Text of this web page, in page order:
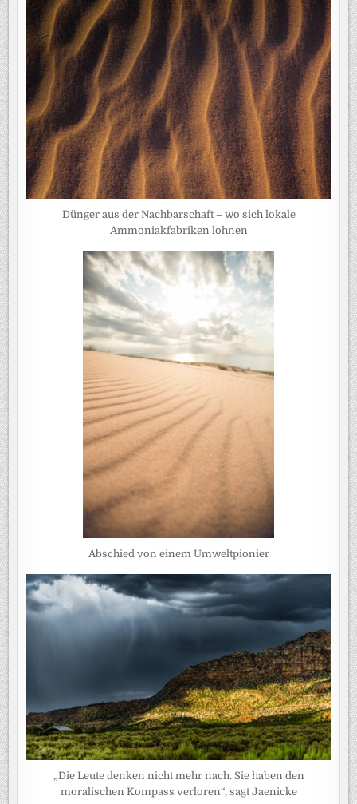
Dünger aus der Nachbarschaft – wo sich lokale
Ammoniakfabriken lohnen
Abschied von einem Umweltpionier
„Die Leute denken nicht mehr nach. Sie haben den
moralischen Kompass verloren“, sagt Jaenicke